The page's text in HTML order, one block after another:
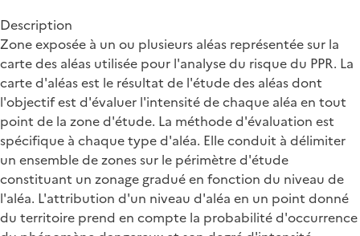
Description
Zone exposée à un ou plusieurs aléas représentée sur la
carte des aléas utilisée pour l'analyse du risque du PPR. La
carte d'aléas est le résultat de l'étude des aléas dont
l'objectif est d'évaluer l'intensité de chaque aléa en tout
point de la zone d'étude. La méthode d'évaluation est
spécifique à chaque type d'aléa. Elle conduit à délimiter
un ensemble de zones sur le périmètre d'étude
constituant un zonage gradué en fonction du niveau de
l'aléa. L'attribution d'un niveau d'aléa en un point donné
du territoire prend en compte la probabilité d'occurrence